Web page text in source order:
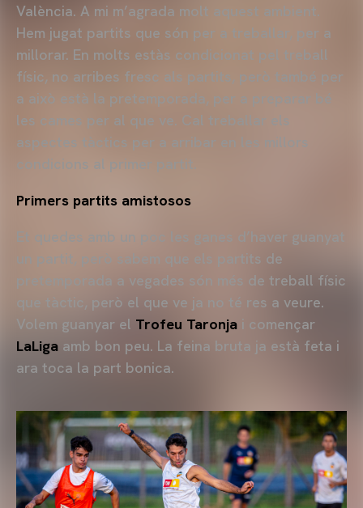
València. A mi m’agrada molt aquest ambient.
Hem jugat partits que són per a treballar, per a
millorar. En molts estàs condicionat pel treball
físic, no arribes fresc als partits, però també per
a això està la pretemporada, per a preparar bé
les cames per al que ve. Cal treballar els
aspectes tàctics per a arribar en les millors
condicions al primer partit.
Primers partits amistosos
Et quedes amb un poc les ganes d’haver guanyat
un partit, però sabem que els partits de
pretemporada a vegades són més de treball físic
que tàctic, però el que ve ja no té res a veure.
Volem guanyar el Trofeu Taronja i començar
LaLiga amb bon peu. La feina bruta ja està feta i
ara toca la part bonica.